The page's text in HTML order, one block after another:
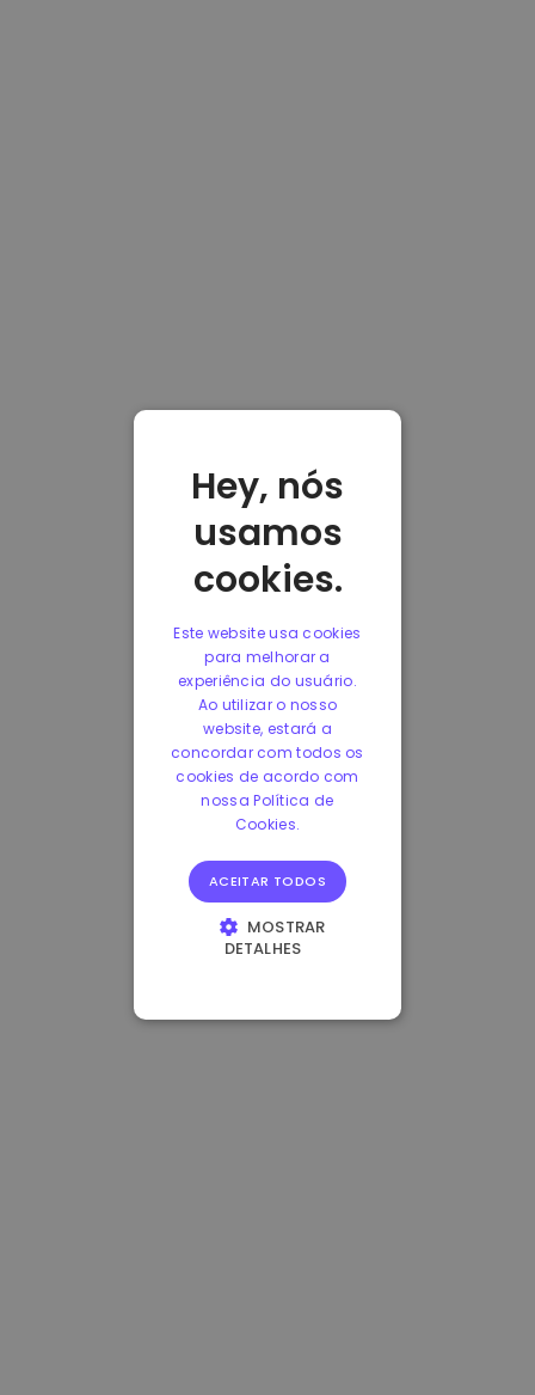
Hey, nós
usamos
cookies.
Este website usa cookies
para melhorar a
experiência do usuário.
Ao utilizar o nosso
website, estará a
concordar com todos os
cookies de acordo com
nossa Política de
Cookies.
ACEITAR TODOS
MOSTRAR
DETALHES